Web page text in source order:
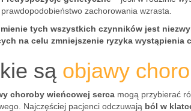
prawdopodobieństwo zachorowania wzrasta.
tych wszystkich czynników jest
na celu zmniejszenie ryzyka wystąpienia
są objawy
choroby wieńcowej serca mogą przybierać
Najczęściej pacjenci odczuwają ból w